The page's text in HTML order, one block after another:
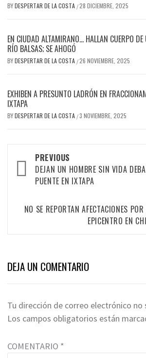
BYDESPERTAR DE LA COSTA /28 DICIEMBRE, 2025
EN CIUDAD ALTAMIRANO… HALLAN CUERPO DE
RÍO BALSAS; SE AHOGÓ
BYDESPERTAR DE LA COSTA /26 NOVIEMBRE, 2025
EXHIBEN A PRESUNTO LADRÓN EN
IXTAPA
BYDESPERTAR DE LA COSTA /3 NOVIEMBRE, 2025
Post
navigation
PREVIOUS
DEJAN UN HOMBRE SIN VIDA
PUENTE EN IXTAPA
NO SE REPORTAN AFECTACIONES
EPICENTRO EN
DEJA UN COMENTARIO
Tu dirección de correo electrónico no
Los campos obligatorios están
COMENTARIO *